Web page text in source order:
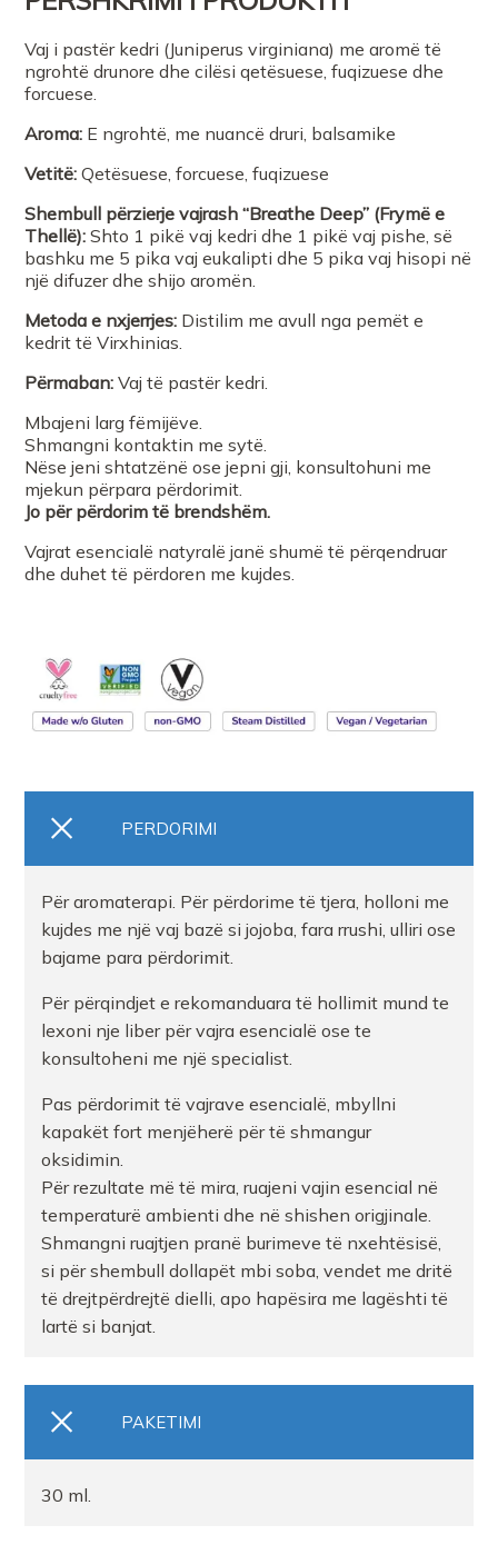
Vaj i pastër kedri (Juniperus virginiana) me aromë të
ngrohtë drunore dhe cilësi qetësuese, fuqizuese dhe
forcuese.
Aroma: E ngrohtë, me nuancë druri, balsamike
Vetitë: Qetësuese, forcuese, fuqizuese
Shembull përzierje vajrash “Breathe Deep” (Frymë e
Thellë): Shto 1 pikë vaj kedri dhe 1 pikë vaj pishe, së
bashku me 5 pika vaj eukalipti dhe 5 pika vaj hisopi në
një difuzer dhe shijo aromën.
Metoda e nxjerrjes: Distilim me avull nga pemët e
kedrit të Virxhinias.
Përmaban: Vaj të pastër kedri.
Mbajeni larg fëmijëve.
Shmangni kontaktin me sytë.
Nëse jeni shtatzënë ose jepni gji, konsultohuni me
mjekun përpara përdorimit.
Jo për përdorim të brendshëm.
Vajrat esencialë natyralë janë shumë të përqendruar
dhe duhet të përdoren me kujdes.
PERDORIMI
Për aromaterapi. Për përdorime të tjera, holloni me
kujdes me një vaj bazë si jojoba, fara rrushi, ulliri ose
bajame para përdorimit.
Për përqindjet e rekomanduara të hollimit mund te
lexoni nje liber për vajra esencialë ose te
konsultoheni me një specialist.
Pas përdorimit të vajrave esencialë, mbyllni
kapakët fort menjëherë për të shmangur
oksidimin.
Për rezultate më të mira, ruajeni vajin esencial në
temperaturë ambienti dhe në shishen origjinale.
Shmangni ruajtjen pranë burimeve të nxehtësisë,
si për shembull dollapët mbi soba, vendet me dritë
të drejtpërdrejtë dielli, apo hapësira me lagështi të
lartë si banjat.
PAKETIMI
30 ml.